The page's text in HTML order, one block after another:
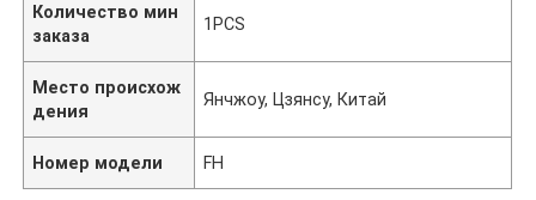
Количество мин
заказа
1PCS
Место происхож
дения
Янчжоу, Цзянсу, Китай
Номер модели FH